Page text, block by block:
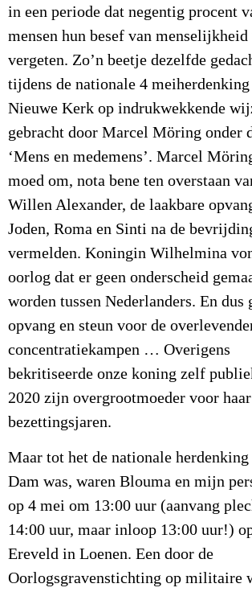
in een periode dat negentig procent
mensen hun besef van menselijkheid
vergeten. Zo’n beetje dezelfde
tijdens de nationale 4
Nieuwe Kerk op indrukwekkende
gebracht door Marcel Möring onder
‘Mens en medemens’. Marcel
moed om, nota bene ten overstaan
Willen Alexander, de laakbare
Joden, Roma en Sinti na de
vermelden. Koningin Wilhelmina
oorlog dat er geen onderscheid
worden tussen Nederlanders. En dus
opvang en steun voor de
concentratiekampen … Overigens
bekritiseerde onze koning zelf
2020 zijn overgrootmoeder voor
bezettingsjaren.
Maar tot het de nationale herdenking
Dam was, waren Blouma en mijn
op 4 mei om 13:00 uur (aanvang
14:00 uur, maar inloop 13:00 uur!)
Ereveld in Loenen. Een door de
Oorlogsgravenstichting op militaire